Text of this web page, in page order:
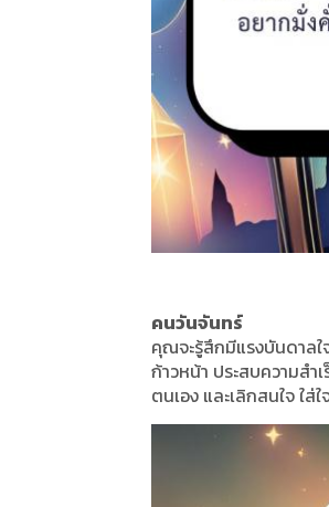
คนวันจันทร์
คุณจะรู้สึกมีแรงบันดาล
ก้าวหน้า ประสบความส
ตนเอง และเลิกสนใจ ใ